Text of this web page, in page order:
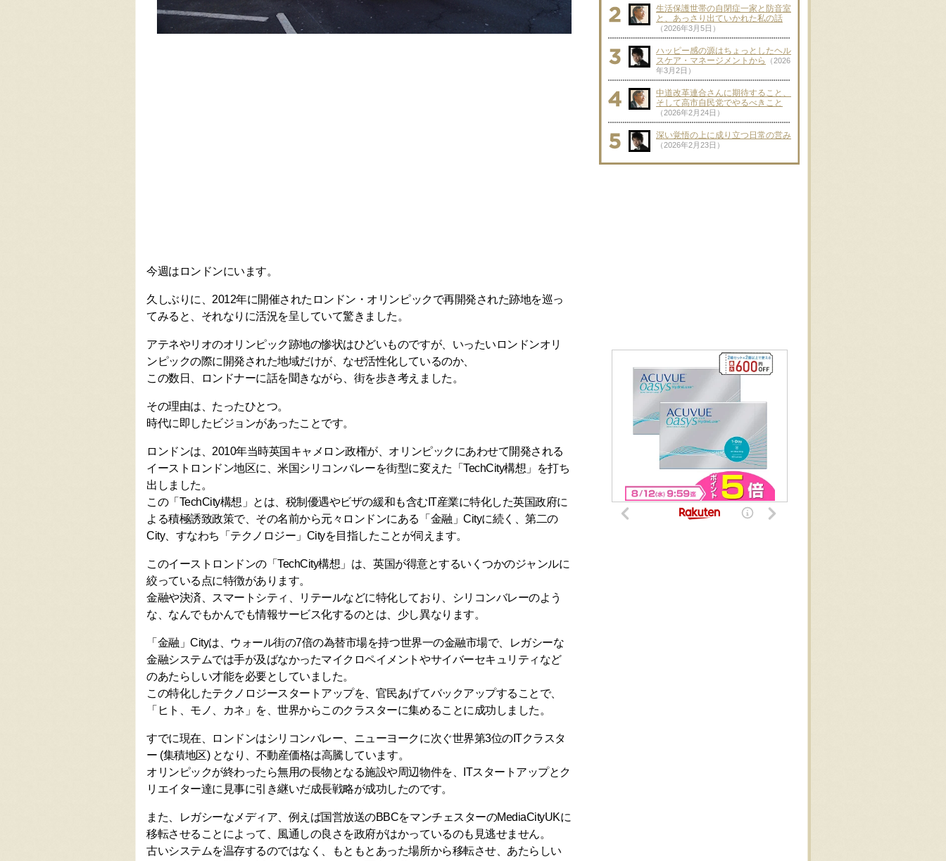
今週はロンドンにいます。
久しぶりに、2012年に開催されたロンドン・オリンピックで再開発された跡地を巡っ
てみると、それなりに活況を呈していて驚きました。
アテネやリオのオリンピック跡地の惨状はひどいものですが、いったいロンドンオリ
ンピックの際に開発された地域だけが、なぜ活性化しているのか、
この数日、ロンドナーに話を聞きながら、街を歩き考えました。
その理由は、たったひとつ。
時代に即したビジョンがあったことです。
ロンドンは、2010年当時英国キャメロン政権が、オリンピックにあわせて開発される
イーストロンドン地区に、米国シリコンバレーを街型に変えた「TechCity構想」を打ち
出しました。
この「TechCity構想」とは、税制優遇やビザの緩和も含むIT産業に特化した英国政府に
よる積極誘致政策で、その名前から元々ロンドンにある「金融」Cityに続く、第二の
City、すなわち「テクノロジー」Cityを目指したことが伺えます。
このイーストロンドンの「TechCity構想」は、英国が得意とするいくつかのジャンルに
絞っている点に特徴があります。
金融や決済、スマートシティ、リテールなどに特化しており、シリコンバレーのよう
な、なんでもかんでも情報サービス化するのとは、少し異なります。
「金融」Cityは、ウォール街の7倍の為替市場を持つ世界一の金融市場で、レガシーな
金融システムでは手が及ばなかったマイクロペイメントやサイバーセキュリティなど
のあたらしい才能を必要としていました。
この特化したテクノロジースタートアップを、官民あげてバックアップすることで、
「ヒト、モノ、カネ」を、世界からこのクラスターに集めることに成功しました。
すでに現在、ロンドンはシリコンバレー、ニューヨークに次ぐ世界第3位のITクラスタ
ー (集積地区) となり、不動産価格は高騰しています。
オリンピックが終わったら無用の長物となる施設や周辺物件を、ITスタートアップとク
リエイター達に見事に引き継いだ成長戦略が成功したのです。
また、レガシーなメディア、例えば国営放送のBBCをマンチェスターのMediaCityUKに
移転させることによって、風通しの良さを政府がはかっているのも見逃せません。
古いシステムを温存するのではなく、もともとあった場所から移転させ、あたらしい
生活保護世帯の自閉症一家と防音室
と、あっさり出ていかれた私の話
（2026年3月5日）
ハッピー感の源はちょっとしたヘル
スケア・マネージメントから
（2026
年3月2日）
中道改革連合さんに期待すること、
そして高市自民党でやるべきこと
（2026年2月24日）
深い覚悟の上に成り立つ日常の営み
（2026年2月23日）